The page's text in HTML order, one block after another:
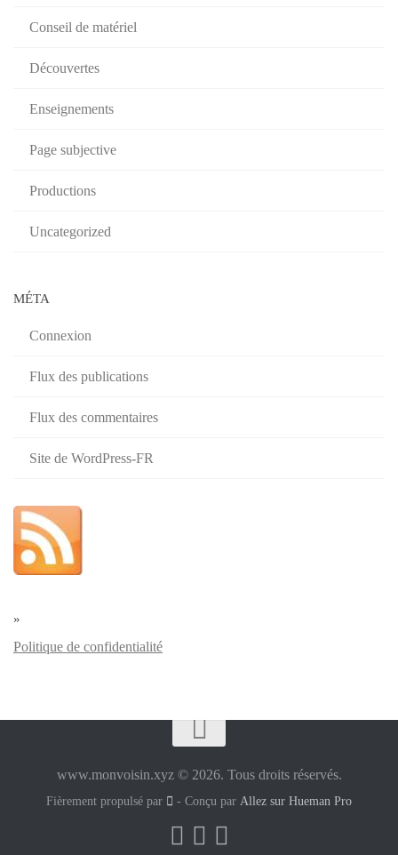
Conseil de matériel
Découvertes
Enseignements
Page subjective
Productions
Uncategorized
MÉTA
Connexion
Flux des publications
Flux des commentaires
Site de WordPress-FR
»
Politique de confidentialité
www.monvoisin.xyz © 2026. Tous droits réservés.
Fièrement propulsé par - Conçu par Allez sur Hueman Pro